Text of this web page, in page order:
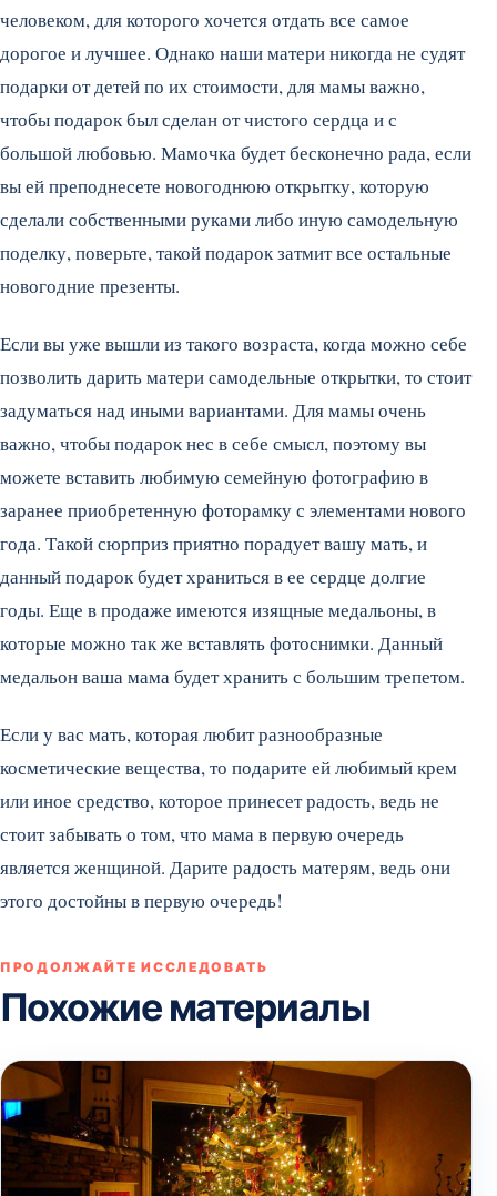
человеком, для которого хочется отдать все самое
дорогое и лучшее. Однако наши матери никогда не судят
подарки от детей по их стоимости, для мамы важно,
чтобы подарок был сделан от чистого сердца и с
большой любовью. Мамочка будет бесконечно рада, если
вы ей преподнесете новогоднюю открытку, которую
сделали собственными руками либо иную самодельную
поделку, поверьте, такой подарок затмит все остальные
новогодние презенты.
Если вы уже вышли из такого возраста, когда можно себе
позволить дарить матери самодельные открытки, то стоит
задуматься над иными вариантами. Для мамы очень
важно, чтобы подарок нес в себе смысл, поэтому вы
можете вставить любимую семейную фотографию в
заранее приобретенную фоторамку с элементами нового
года. Такой сюрприз приятно порадует вашу мать, и
данный подарок будет храниться в ее сердце долгие
годы. Еще в продаже имеются изящные медальоны, в
которые можно так же вставлять фотоснимки. Данный
медальон ваша мама будет хранить с большим трепетом.
Если у вас мать, которая любит разнообразные
косметические вещества, то подарите ей любимый крем
или иное средство, которое принесет радость, ведь не
стоит забывать о том, что мама в первую очередь
является женщиной. Дарите радость матерям, ведь они
этого достойны в первую очередь!
ПРОДОЛЖАЙТЕ ИССЛЕДОВАТЬ
Похожие материалы